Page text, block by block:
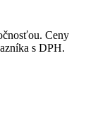
Ceny
s DPH.